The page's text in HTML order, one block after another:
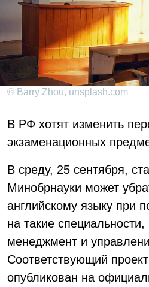
© Barry Zhou, unsplash.com
В РФ хотят изменить
экзаменационных
В среду, 25 сентября,
Минобрнауки может
английскому языку при
на такие специальности,
менеджмент и
Соответствующий
опубликован на